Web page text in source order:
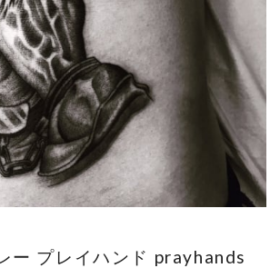
ー プレイハンド prayhands